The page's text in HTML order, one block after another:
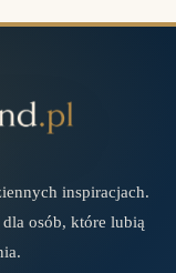
inspiracjach.
osób, które lubią